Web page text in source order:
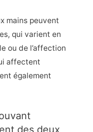
mains peuvent
qui varient en
ou de l’affection
affectent
également
des deux